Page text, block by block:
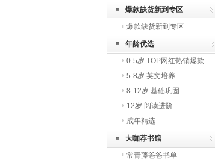
爆款缺货新到专区
爆款缺货新到专区
年龄优选
0-5岁 TOP网红热销爆款
5-8岁 英文培养
8-12岁 基础巩固
12岁 阅读进阶
成年精选
大咖荐书馆
常青藤爸爸书单